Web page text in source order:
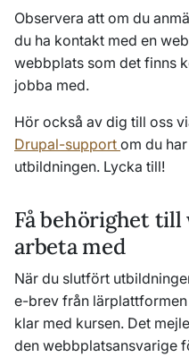
Observera att om du
du ha kontakt med en
webbplats som det finns
jobba med.
Hör också av dig till oss
Drupal-support om du
utbildningen. Lycka till!
Få behörighet till
arbeta med
När du slutfört
e-brev från
klar med kursen. Det
den webbplatsansvarige